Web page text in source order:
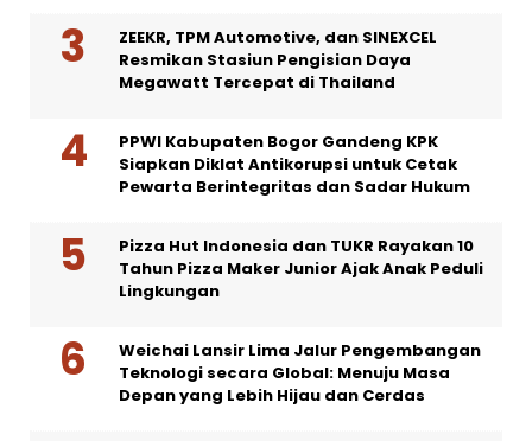
ZEEKR, TPM Automotive, dan SINEXCEL
Resmikan Stasiun Pengisian Daya
Megawatt Tercepat di Thailand
PPWI Kabupaten Bogor Gandeng KPK
Siapkan Diklat Antikorupsi untuk Cetak
Pewarta Berintegritas dan Sadar Hukum
Pizza Hut Indonesia dan TUKR Rayakan 10
Tahun Pizza Maker Junior Ajak Anak Peduli
Lingkungan
Weichai Lansir Lima Jalur Pengembangan
Teknologi secara Global: Menuju Masa
Depan yang Lebih Hijau dan Cerdas